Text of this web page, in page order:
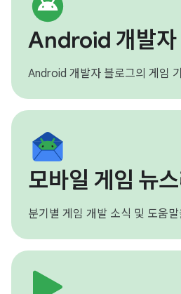
Android 개발자
Android 개발자 블로그의 게임
모바일 게임 뉴
분기별 게임 개발 소식 및 도움